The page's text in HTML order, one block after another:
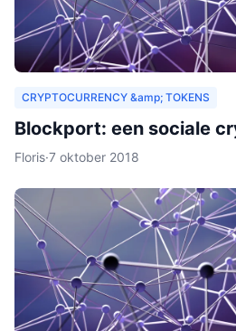
CRYPTOCURRENCY &amp; TOKENS
Blockport: een sociale
Floris·7 oktober 2018